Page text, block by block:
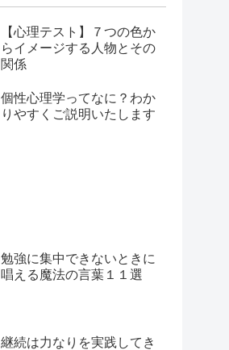
【心理テスト】７つの色か
らイメージする人物とその
関係
個性心理学ってなに？わか
りやすくご説明いたします
勉強に集中できないときに
唱える魔法の言葉１１選
継続は力なりを実践してき